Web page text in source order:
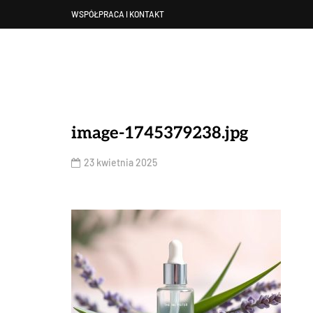
WSPÓŁPRACA I KONTAKT
image-1745379238.jpg
23 kwietnia 2025